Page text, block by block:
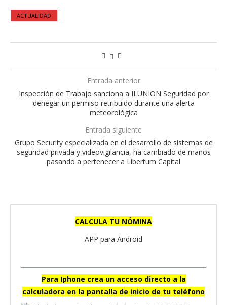
ACTUALIDAD
Entrada anterior
Inspección de Trabajo sanciona a ILUNION Seguridad por
denegar un permiso retribuido durante una alerta
meteorológica
Entrada siguiente
Grupo Security especializada en el desarrollo de sistemas de
seguridad privada y videovigilancia, ha cambiado de manos
pasando a pertenecer a Libertum Capital
CALCULA TU NÓMINA
APP para Android
Para Iphone crea un acceso directo a la
calculadora en la pantalla de inicio de tu teléfono